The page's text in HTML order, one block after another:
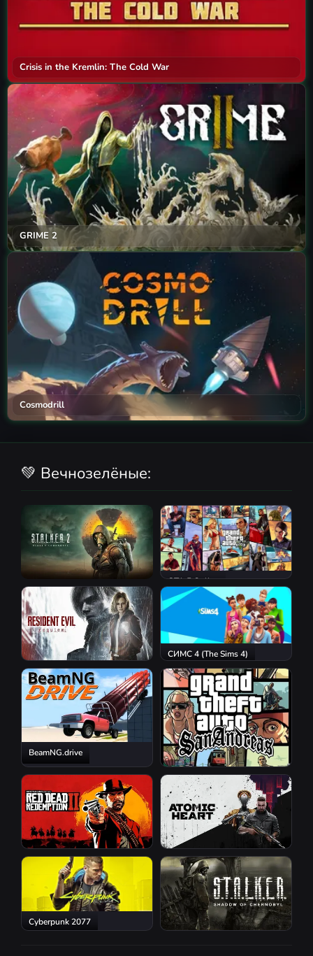
Crisis in the Kremlin: The Cold War
GRIME 2
Cosmodrill
💚 Вечнозелёные:
S.T.A.L.K.E.R. 2: Heart of
Chornobyl
GTA 5 Online
Resident Evil Requiem
СИМС 4 (The Sims 4)
BeamNG.drive
GTA San Andreas
Red Dead Redemption 2 Atomic Heart
Cyberpunk 2077